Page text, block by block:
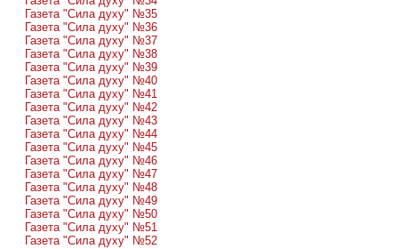
Газета "Сила духу" №35
Газета "Сила духу" №36
Газета "Сила духу" №37
Газета "Сила духу" №38
Газета "Сила духу" №39
Газета "Сила духу" №40
Газета "Сила духу" №41
Газета "Сила духу" №42
Газета "Сила духу" №43
Газета "Сила духу" №44
Газета "Сила духу" №45
Газета "Сила духу" №46
Газета "Сила духу" №47
Газета "Сила духу" №48
Газета "Сила духу" №49
Газета "Сила духу" №50
Газета "Сила духу" №51
Газета "Сила духу" №52